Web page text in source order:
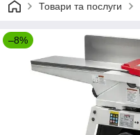
Товари та послуги
–8%